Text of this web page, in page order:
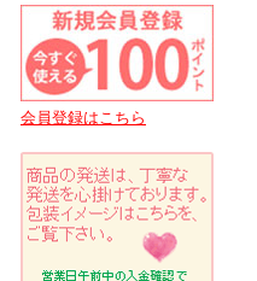
会員登録はこちら